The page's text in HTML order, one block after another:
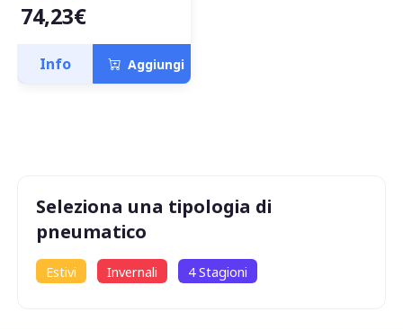
74,23€
Info Aggiungi
Seleziona una tipologia di
pneumatico
Estivi Invernali 4 Stagioni